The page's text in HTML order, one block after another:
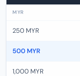
MYR
250 MYR
500 MYR
1,000 MYR